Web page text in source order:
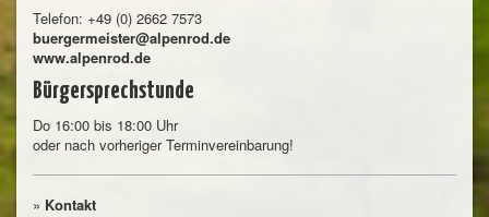
Telefon: +49 (0) 2662 7573
buergermeister@alpenrod.de
www.alpenrod.de
Bürgersprechstunde
Do 16:00 bis 18:00 Uhr
oder nach vorheriger Terminvereinbarung!
» Kontakt